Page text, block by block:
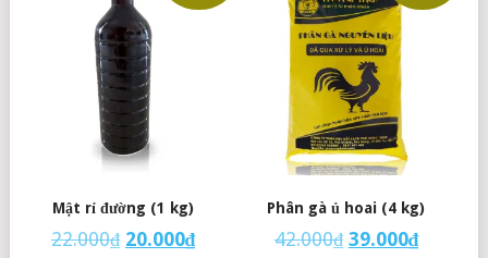
Mật rỉ đường (1 kg)
22.000₫ 20.000₫
Phân gà ủ hoai (4 kg)
42.000₫ 39.000₫